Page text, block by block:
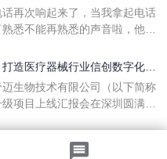
实现公司产研一体化、业财一
整体业务水平。
再次响起来了，当我拿起电话
悉不能再熟悉的声音啦，他就
何问题，我都可以获得金蝶服
经到了。我们公司用的是金蝶
，一年的服务费是1000元/年。
元这个数字的时候，你是不是也
但是在一年的使用的过程中还有
造医疗器械行业信创数字化标
生物技术有限公司（以下简称
项目上线汇报会在深圳圆满召
备05041751号